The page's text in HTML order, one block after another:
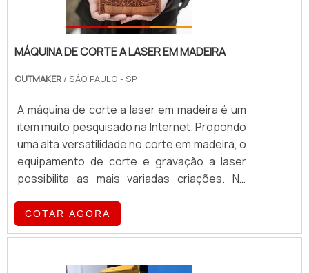
MÁQUINA DE CORTE A LASER EM MADEIRA
CUTMAKER / SÃO PAULO - SP
A máquina de corte a laser em madeira é um
item muito pesquisado na Internet. Propondo
uma alta versatilidade no corte em madeira, o
equipamento de corte e gravação a laser
possibilita as mais variadas criações. No
mente do que se pretende
criar.Empreendedores, construtores,
artistas, arquitetos, projetistas e designers
COTAR AGORA